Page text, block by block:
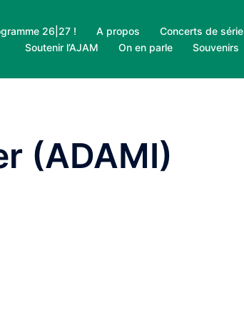
26|27 ! A propos Concerts de série
Soutenir l’AJAM
On en parle Souvenirs
(ADAMI)